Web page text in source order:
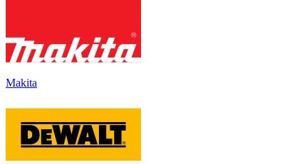
Makita